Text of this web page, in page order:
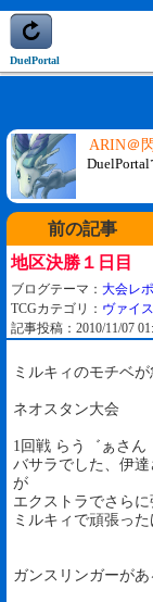
DuelPortal
ARIN＠
前の記事
地区決勝１日目
ブログテーマ： 大会レ
TCGカテゴリ： ヴァイ
記事投稿：2010/11/07
ミルキィのモチベが
ネオスタン大会
1回戦 らう゛ぁさん
バサラでした、伊
が
エクストラでさら
ミルキィで頑張っ
ガンスリンガーが